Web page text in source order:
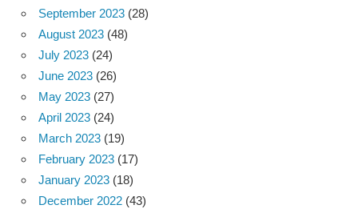
September 2023 (28)
August 2023 (48)
July 2023 (24)
June 2023 (26)
May 2023 (27)
April 2023 (24)
March 2023 (19)
February 2023 (17)
January 2023 (18)
December 2022 (43)